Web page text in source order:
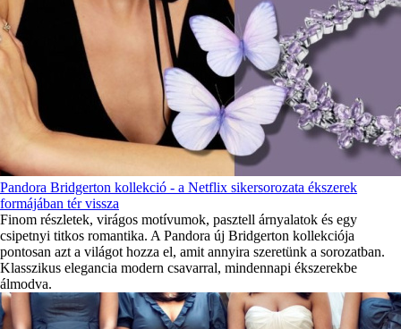
Pandora Bridgerton kollekció - a Netflix sikersorozata ékszerek
formájában tér vissza
Finom részletek, virágos motívumok, pasztell árnyalatok és egy
csipetnyi titkos romantika. A Pandora új Bridgerton kollekciója
pontosan azt a világot hozza el, amit annyira szeretünk a sorozatban.
Klasszikus elegancia modern csavarral, mindennapi ékszerekbe
álmodva.